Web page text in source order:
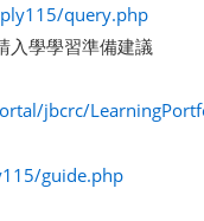
query.php
入學學習準備建議
jbcrc/
guide.php